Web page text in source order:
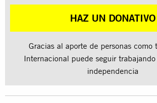
HAZ UN DONATIVO
Gracias al aporte de personas como
Internacional puede seguir
independencia